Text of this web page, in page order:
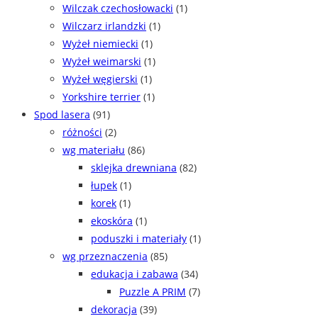
Wilczak czechosłowacki (1)
Wilczarz irlandzki (1)
Wyżeł niemiecki (1)
Wyżeł weimarski (1)
Wyżeł węgierski (1)
Yorkshire terrier (1)
Spod lasera (91)
różności (2)
wg materiału (86)
sklejka drewniana (82)
łupek (1)
korek (1)
ekoskóra (1)
poduszki i materiały (1)
wg przeznaczenia (85)
edukacja i zabawa (34)
Puzzle A PRIM (7)
dekoracja (39)